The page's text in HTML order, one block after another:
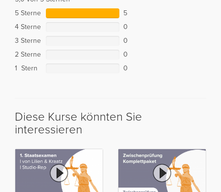
5 Sterne
5
4 Sterne
0
3 Sterne
0
2 Sterne
0
1 Stern
0
Diese Kurse könnten Sie
interessieren